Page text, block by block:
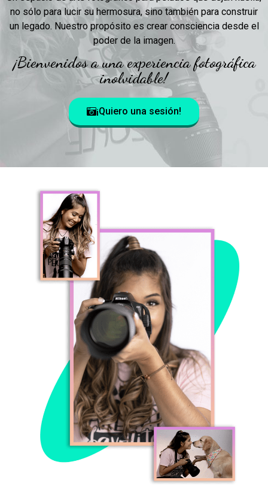
no sólo para lucir su hermosura, sino también para construir
un legado. Nuestro propósito es crear consciencia desde el
poder de la imagen.
¡Bienvenidos a una experiencia fotográfica
inolvidable!
¡Quiero una sesión!